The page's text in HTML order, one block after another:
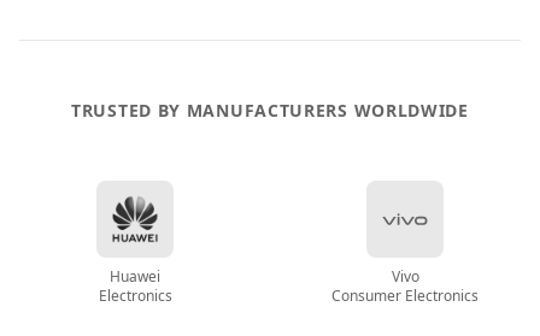
TRUSTED BY MANUFACTURERS WORLDWIDE
Huawei
Electronics
Vivo
Consumer Electronics